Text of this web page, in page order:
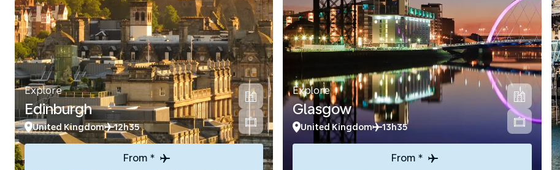
Explore
Edinburgh
United Kingdom 12h35
From *
Explore
Glasgow
United Kingdom 13h35
From *